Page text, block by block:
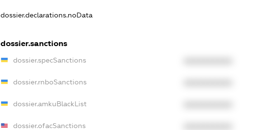
dossier.declarations.noData
dossier.sanctions
dossier.specSanctions
dossier.rnboSanctions
dossier.amkuBlackList
dossier.ofacSanctions